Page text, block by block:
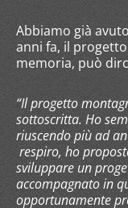
Abbiamo già
anni fa, il
memoria, può
“Il progetto
sottoscritta. Ho
riuscendo più ad
respiro, ho
sviluppare un
accompagnato in
opportunamente